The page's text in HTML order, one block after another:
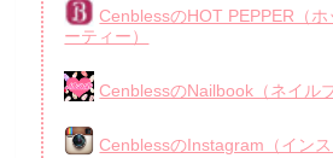
CenblessのHOT PEPPER（ホ
ーティー）
CenblessのNailbook（ネイル
CenblessのInstagram（インス